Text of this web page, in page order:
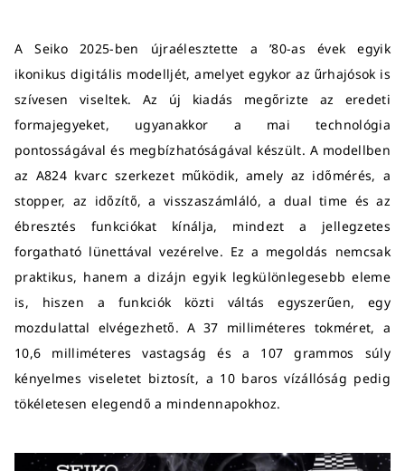
A Seiko 2025-ben újraélesztette a ’80-as évek egyik
ikonikus digitális modelljét, amelyet egykor az űrhajósok is
szívesen viseltek. Az új kiadás megőrizte az eredeti
formajegyeket, ugyanakkor a mai technológia
pontosságával és megbízhatóságával készült. A modellben
az A824 kvarc szerkezet működik, amely az időmérés, a
stopper, az időzítő, a visszaszámláló, a dual time és az
ébresztés funkciókat kínálja, mindezt a jellegzetes
forgatható lünettával vezérelve. Ez a megoldás nemcsak
praktikus, hanem a dizájn egyik legkülönlegesebb eleme
is, hiszen a funkciók közti váltás egyszerűen, egy
mozdulattal elvégezhető. A 37 milliméteres tokméret, a
10,6 milliméteres vastagság és a 107 grammos súly
kényelmes viseletet biztosít, a 10 baros vízállóság pedig
tökéletesen elegendő a mindennapokhoz.